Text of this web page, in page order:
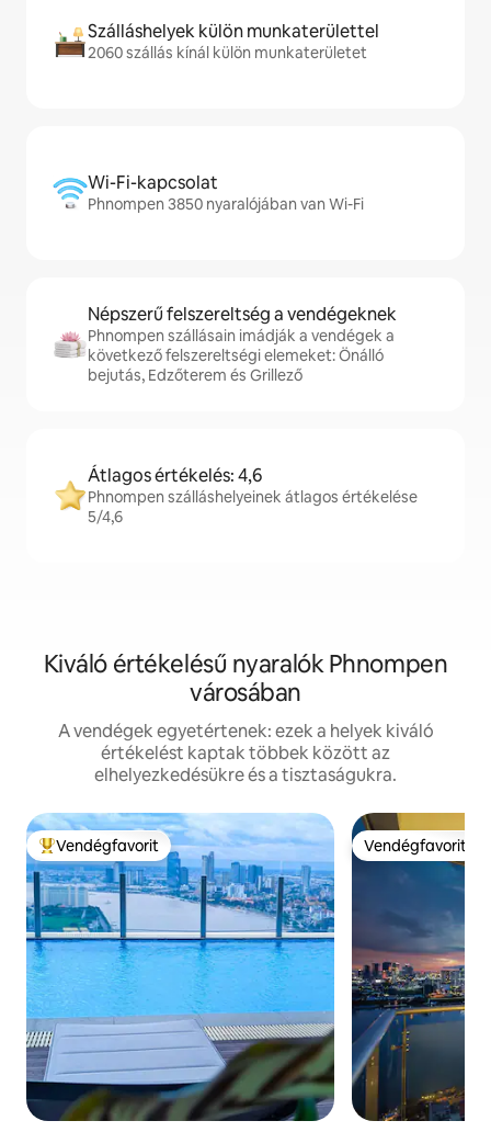
Szálláshelyek külön munkaterülettel
2060 szállás kínál külön munkaterületet
Wi-Fi-kapcsolat
Phnompen 3850 nyaralójában van Wi-Fi
Népszerű felszereltség a vendégeknek
Phnompen szállásain imádják a vendégek a
következő felszereltségi elemeket: Önálló
bejutás, Edzőterem és Grillező
Átlagos értékelés: 4,6
Phnompen szálláshelyeinek átlagos értékelése
5/4,6
Kiváló értékelésű nyaralók Phnompen
városában
A vendégek egyetértenek: ezek a helyek kiváló
értékelést kaptak többek között az
elhelyezkedésükre és a tisztaságukra.
Kiemelt vendégfavorit
Vendégfavorit Vendégfavorit
Vendégfavorit